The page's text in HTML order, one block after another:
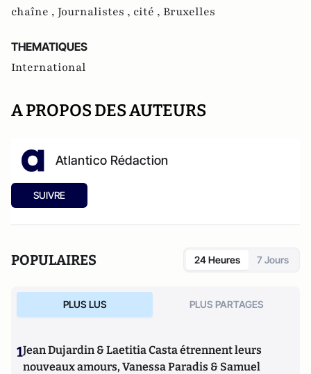
chaîne , Journalistes , cité , Bruxelles
THEMATIQUES
International
A PROPOS DES AUTEURS
Atlantico Rédaction
SUIVRE
POPULAIRES 24 Heures 7 Jours
PLUS LUS PLUS PARTAGES
1Jean Dujardin & Laetitia Casta étrennent leurs
nouveaux amours, Vanessa Paradis & Samuel